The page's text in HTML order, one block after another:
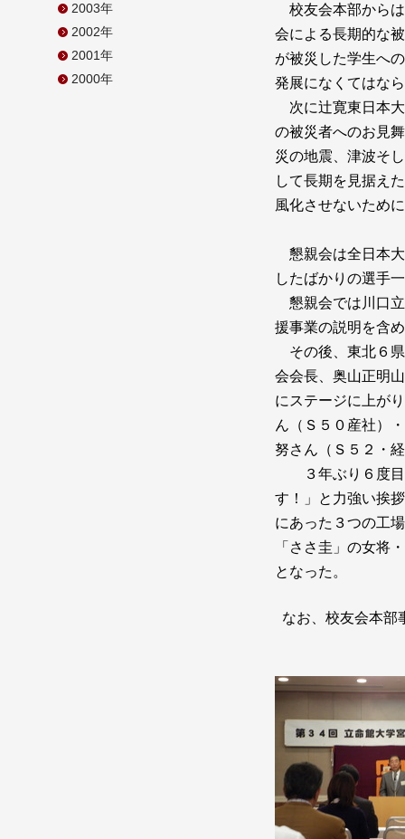
2003年
2002年
2001年
2000年
校友会本部からは
会による長期的な
が被災した学生へ
発展になくてはな
次に辻寛東日本大
の被災者へのお見
災の地震、津波そ
して長期を見据え
風化させないため
懇親会は全日本大
したばかりの選手
懇親会では川口立
援事業の説明を含
その後、東北６
会会長、奥山正明
にステージに上が
ん（Ｓ５０産社）
努さん（Ｓ５２・
３年ぶり６度目
す！」と力強い挨
にあった３つの工
「ささ圭」の女将
となった。
なお、校友会本部